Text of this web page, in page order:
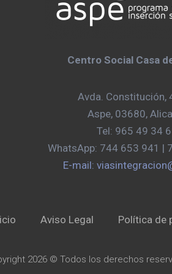
Centro Social Casa
Avda. Constitución,
Aspe, 03680,
Tel: 965 49 34
WhatsApp: 744 653 941 |
E-mail:
Aviso Legal Política de
2026 © Todos los derechos